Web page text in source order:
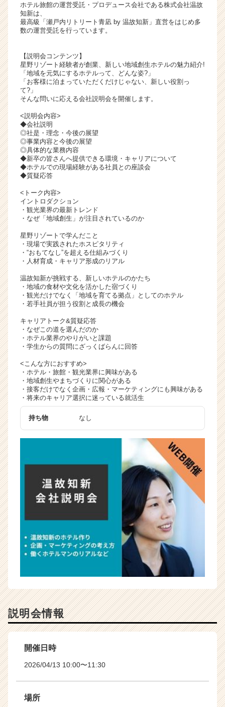
チ
ア
キ
ア
（C
h
e
e
a
r
e
e
ホテル旅館の運営受託・プロデュース会社である株式会社温故
知新は、
最高級「瀬戸内リトリート青凪 by 温故知新」直営をはじめ多
数の運営受託を行っています。
【説明会コンテンツ】
星野リゾート経験者が創業、新しい地域創生ホテルの魅力紹介!
「地域を元気にするホテルって、どんな姿?」
「お客様に泊まっていただくだけじゃない、新しい役割っ
て?」
そんな問いに応える会社説明会を開催します。
<説明会内容>
◆会社説明
◎社是・理念・今後の展望
◎事業内容と今後の展望
◎具体的な業務内容
◆新卒の皆さんへ提供できる環境・キャリアについて
◆ホテルでの現場経験がある社員との座談会
◆質疑応答
<トーク内容>
イントロダクション
・観光業界の最新トレンド
・なぜ「地域創生」が注目されているのか
星野リゾートで学んだこと
・現場で実践されたホスピタリティ
・“おもてなし”を超える仕組みづくり
・人材育成・キャリア形成のリアル
温故知新が挑戦する、新しいホテルのかたち
・地域の食材や文化を活かした宿づくり
・観光だけでなく「地域を育てる拠点」としてのホテル
・若手社員が担う役割と成長の機会
キャリアトーク&質疑応答
・なぜこの道を選んだのか
・ホテル業界のやりがいと課題
・学生からの質問にざっくばらんに回答
<こんな方におすすめ>
・ホテル・旅館・観光業界に興味がある
・地域創生やまちづくりに関心がある
・接客だけでなく企画・広報・マーケティングにも興味がある
・将来のキャリア選択に迷っている就活生
持ち物 なし
説明会情報
開催日時
2026/04/13 10:00〜11:30
場所